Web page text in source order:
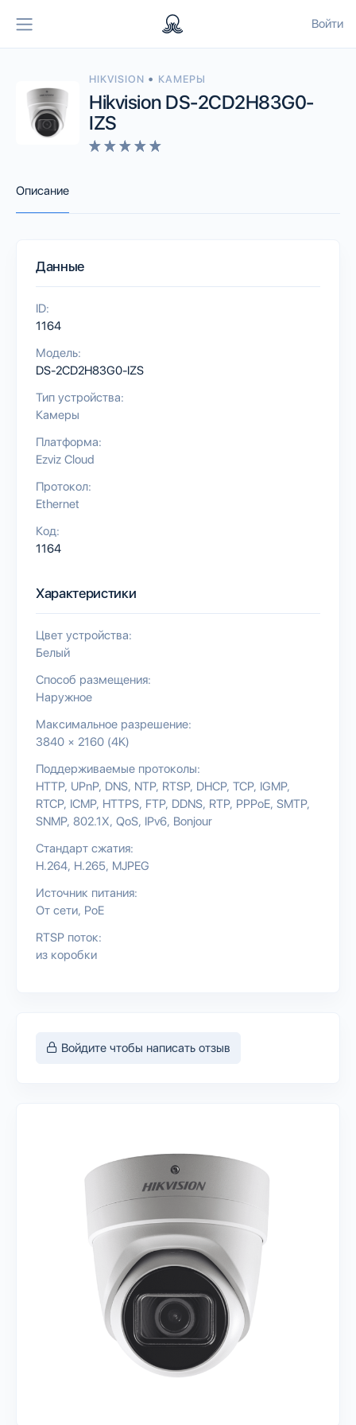
Войти
HIKVISION • КАМЕРЫ
Hikvision DS-2CD2H83G0-
IZS
Описание
Данные
ID:
1164
Модель:
DS-2CD2H83G0-IZS
Тип устройства:
Камеры
Платформа:
Ezviz Cloud
Протокол:
Ethernet
Код:
1164
Характеристики
Цвет устройства:
Белый
Способ размещения:
Наружное
Максимальное разрешение:
3840 × 2160 (4K)
Поддерживаемые протоколы:
HTTP UPnP DNS NTP RTSP DHCP TCP IGMP
RTCP ICMP HTTPS FTP DDNS RTP PPPoE SMTP
SNMP 802.1X QoS IPv6 Bonjour
Стандарт сжатия:
H.264 H.265 MJPEG
Источник питания:
От сети PoE
RTSP поток:
из коробки
Войдите чтобы написать отзыв